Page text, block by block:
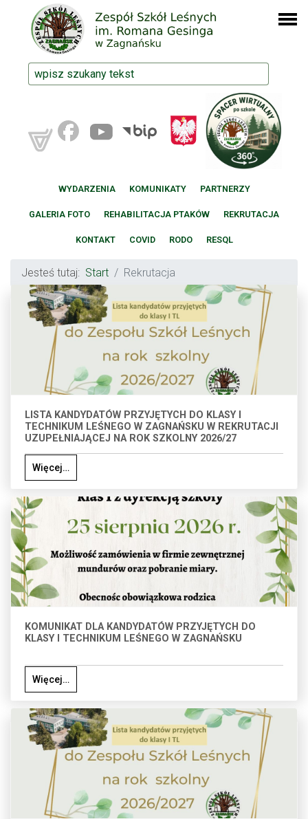
WYDARZENIA KOMUNIKATY PARTNERZY
GALERIA FOTO REHABILITACJA PTAKÓW REKRUTACJA
KONTAKT COVID RODO RESQL
Jesteś tutaj: Start Rekrutacja
LISTA KANDYDATÓW PRZYJĘTYCH DO KLASY I
TECHNIKUM LEŚNEGO W ZAGNAŃSKU W REKRUTACJI
UZUPEŁNIAJĄCEJ NA ROK SZKOLNY 2026/27
Więcej…
KOMUNIKAT DLA KANDYDATÓW PRZYJĘTYCH DO
KLASY I TECHNIKUM LEŚNEGO W ZAGNAŃSKU
Więcej…